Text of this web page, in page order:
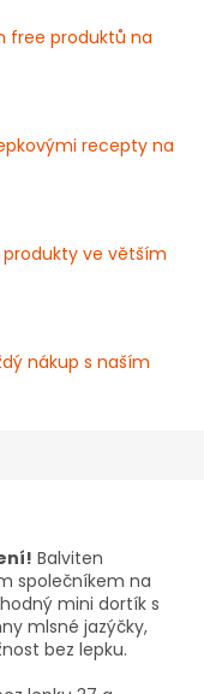
free produktů na
recepty na
ve větším
nákup s naším
Balviten
společníkem na
mini dortík s
mlsné jazýčky,
bez lepku.